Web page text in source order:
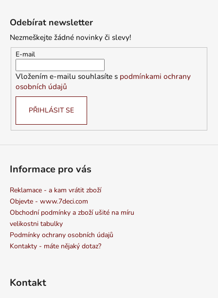
Odebírat newsletter
Nezmeškejte žádné novinky či slevy!
E-mail
Vložením e-mailu souhlasíte s podmínkami ochrany
osobních údajů
PŘIHLÁSIT SE
Informace pro vás
Reklamace - a kam vrátit zboží
Objevte - www.7deci.com
Obchodní podmínky a zboží ušité na míru
velikostni tabulky
Podmínky ochrany osobních údajů
Kontakty - máte nějaký dotaz?
Kontakt